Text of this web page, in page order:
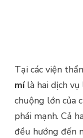
Tại các viện
mílà hai dịch
chuộng lớn của
phái mạnh. Cả
đều hướng đến